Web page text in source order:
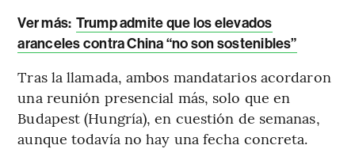
Ver más: Trump admite que los elevados
aranceles contra China “no son sostenibles”
Tras la llamada, ambos mandatarios acordaron
una reunión presencial más, solo que en
Budapest (Hungría), en cuestión de semanas,
aunque todavía no hay una fecha concreta.